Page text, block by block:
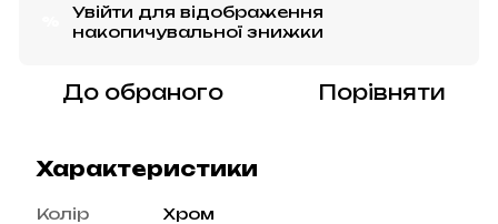
Увійти для відображення
накопичувальної знижки
До обраного Порівняти
Характеристики
Колір
Хром